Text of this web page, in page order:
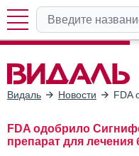
Видаль
Новости FDA
FDA одобрило
препарат для лечения